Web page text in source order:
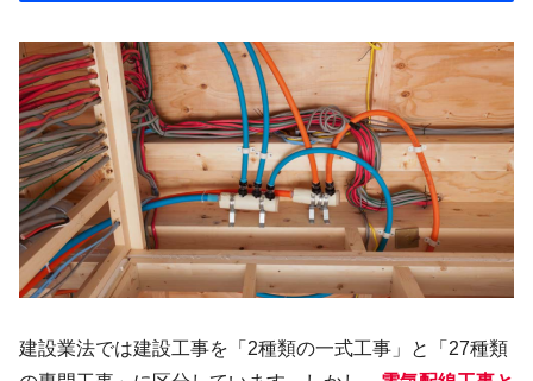
建設業法では建設工事を「2種類の一式工事」と「27種類